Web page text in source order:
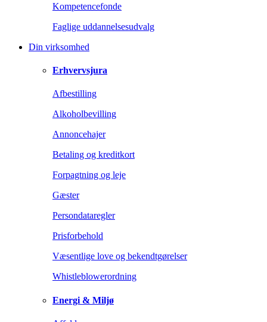
Kompetencefonde
Faglige uddannelsesudvalg
Din virksomhed
Erhvervsjura
Afbestilling
Alkoholbevilling
Annoncehajer
Betaling og kreditkort
Forpagtning og leje
Gæster
Persondataregler
Prisforbehold
Væsentlige love og bekendtgørelser
Whistleblowerordning
Energi & Miljø